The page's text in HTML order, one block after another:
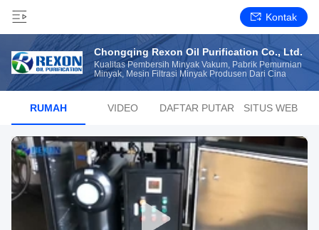
Kontak
Chongqing Rexon Oil Purification Co., Ltd.
Kualitas Pembersih Minyak Vakum, Pabrik Pemurnian
Minyak, Mesin Filtrasi Minyak Produsen Dari Cina
RUMAH VIDEO DAFTAR PUTAR SITUS WEB